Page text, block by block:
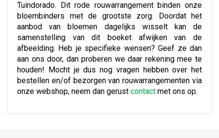
Tuindorado. Dit rode rouwarrangement binden onze
bloembinders met de grootste zorg. Doordat het
aanbod van bloemen dagelijks wisselt kan de
samenstelling van dit boeket afwijken van de
afbeelding. Heb je specifieke wensen? Geef ze dan
aan ons door, dan proberen we daar rekening mee te
houden! Mocht je dus nog vragen hebben over het
bestellen en/of bezorgen van rouwarrangementen via
onze webshop, neem dan gerust contact met ons op.